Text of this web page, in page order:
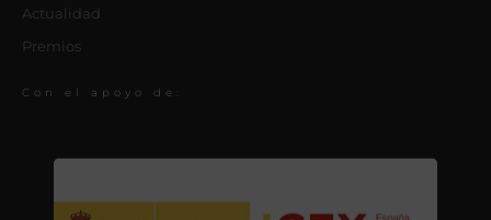
Actualidad
Premios
Con el apoyo de: